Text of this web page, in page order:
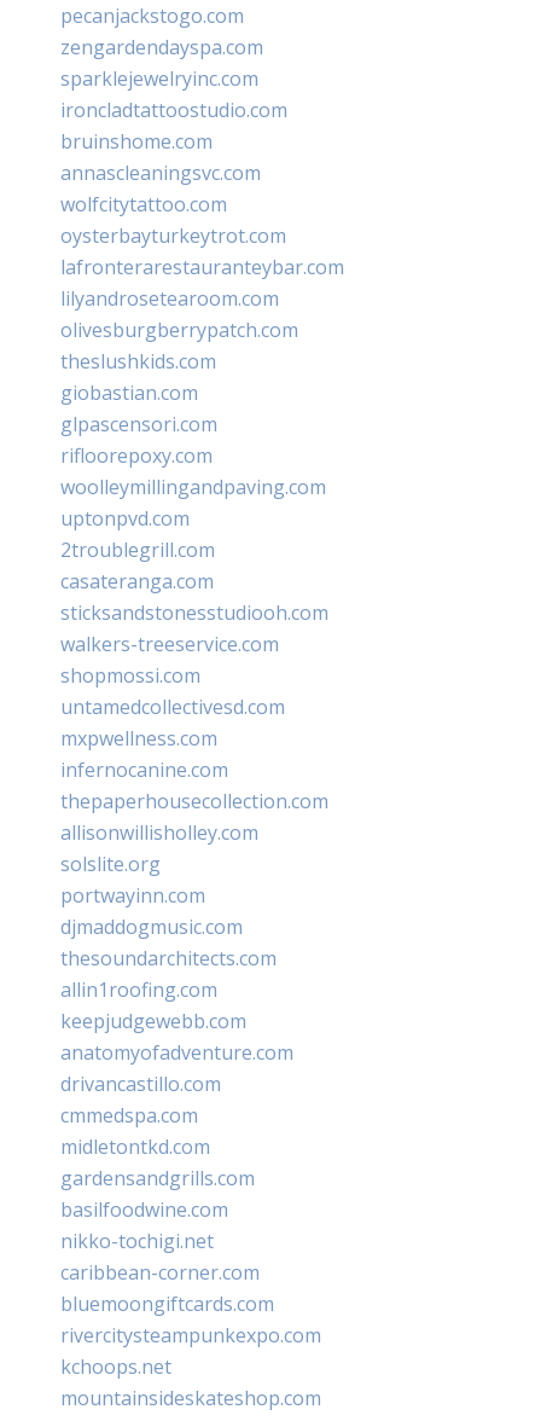
pecanjackstogo.com
zengardendayspa.com
sparklejewelryinc.com
ironcladtattoostudio.com
bruinshome.com
annascleaningsvc.com
wolfcitytattoo.com
oysterbayturkeytrot.com
lafronterarestauranteybar.com
lilyandrosetearoom.com
olivesburgberrypatch.com
theslushkids.com
giobastian.com
glpascensori.com
rifloorepoxy.com
woolleymillingandpaving.com
uptonpvd.com
2troublegrill.com
casateranga.com
sticksandstonesstudiooh.com
walkers-treeservice.com
shopmossi.com
untamedcollectivesd.com
mxpwellness.com
infernocanine.com
thepaperhousecollection.com
allisonwillisholley.com
solslite.org
portwayinn.com
djmaddogmusic.com
thesoundarchitects.com
allin1roofing.com
keepjudgewebb.com
anatomyofadventure.com
drivancastillo.com
cmmedspa.com
midletontkd.com
gardensandgrills.com
basilfoodwine.com
nikko-tochigi.net
caribbean-corner.com
bluemoongiftcards.com
rivercitysteampunkexpo.com
kchoops.net
mountainsideskateshop.com